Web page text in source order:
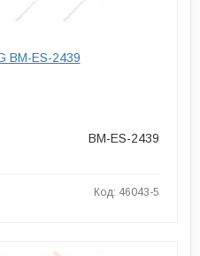
BM-ES-2439
BM-ES-2439
Код: 46043-5